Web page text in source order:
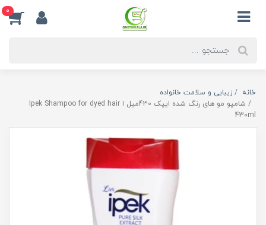
0
خانه
زیبایی و سلامت خانواده
شامپو مو های رنگ شده ایپک 430میل ا Ipek Shampoo for dyed hair
430ml